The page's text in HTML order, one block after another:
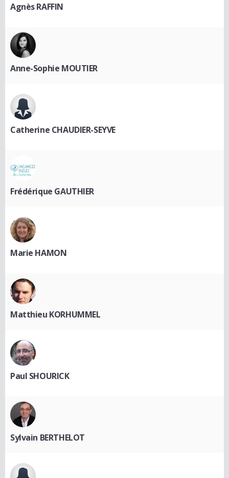
Agnès RAFFIN
Anne-Sophie MOUTIER
Catherine CHAUDIER-SEYVE
Frédérique GAUTHIER
Marie HAMON
Matthieu KORHUMMEL
Paul SHOURICK
Sylvain BERTHELOT